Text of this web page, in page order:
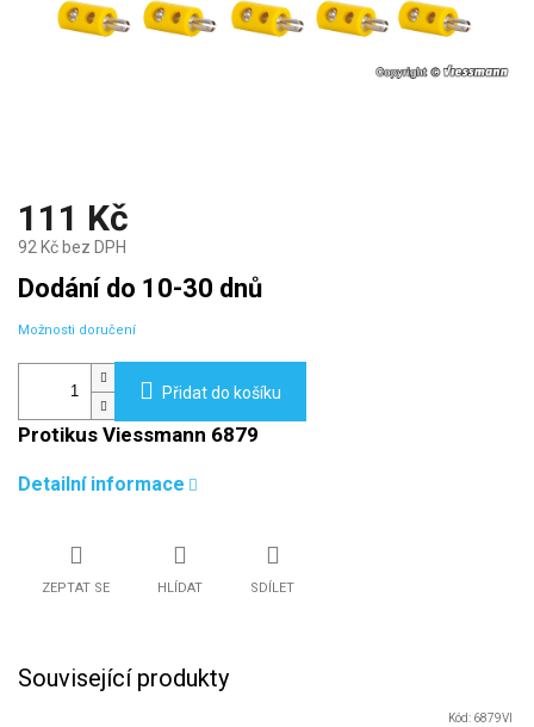
111 Kč
92 Kč bez DPH
Měrná
cena:
Dodání do 10-30 dnů
Možnosti doručení
Přidat do košíku
Protikus Viessmann 6879
Detailní informace
ZEPTAT SE HLÍDAT SDÍLET
Související produkty
Kód: 6879VI